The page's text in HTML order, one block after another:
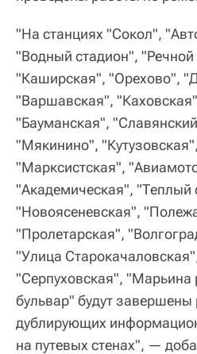
"На станциях "Сокол",
"Водный стадион", "Речной
"Каширская", "Орехово",
"Варшавская",
"Бауманская",
"Мякинино",
"Марксистская",
"Академическая", "Теплый
"Новоясеневская",
"Пролетарская",
"Улица
"Серпуховская", "Марьина
бульвар" будут завершены
дублирующих
на путевых стенах", —